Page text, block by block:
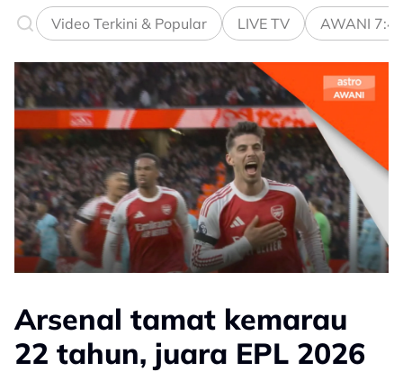
Video Terkini & Popular LIVE TV AWANI
Arsenal tamat kemarau
22 tahun, juara EPL 2026